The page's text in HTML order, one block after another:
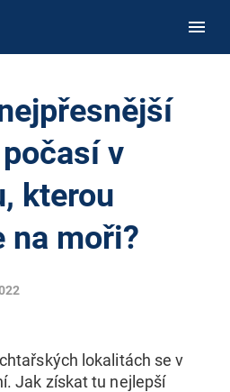
v
kterou
na moři?
lokalitách se v
Jak získat tu nejlepší